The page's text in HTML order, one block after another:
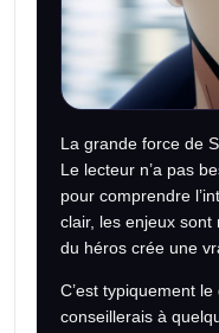
La grande force de
Le lecteur n’a pas
pour comprendre
clair, les enjeux sont
du héros crée une
C’est typiquement
conseillerais à